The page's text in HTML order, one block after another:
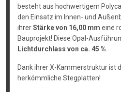
besteht aus hochwertigem
den Einsatz im Innen- und
ihrerStärke von 16,00 mm eine
Bauprojekt! Diese Opal-
Lichtdurchlass von ca. 45 %
Dank ihrer X-Kammerstruktur ist
herkömmliche Stegplatten!